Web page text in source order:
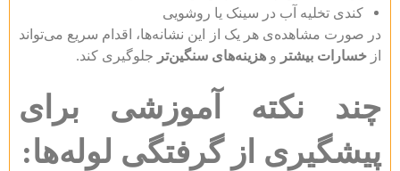
کندی تخلیه آب در سینک یا روشویی
در صورت مشاهده‌ی هر یک از این نشانه‌ها، اقدام سریع می‌تواند
از خسارات بیشتر و هزینه‌های سنگین‌تر جلوگیری کند.
چند نکته آموزشی برای
پیشگیری از گرفتگی لوله‌ها: